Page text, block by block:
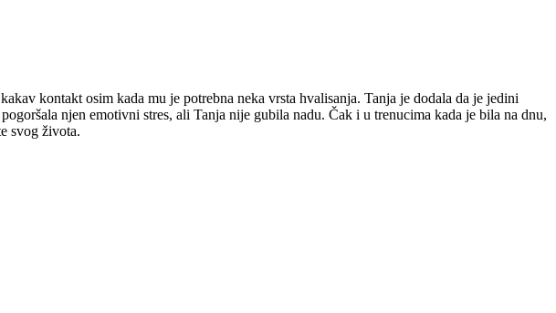
kontakt osim kada mu je potrebna neka vrsta hvalisanja. Tanja je dodala da je jedini
njen emotivni stres, ali Tanja nije gubila nadu. Čak i u trenucima kada je bila na dnu,
svog života.